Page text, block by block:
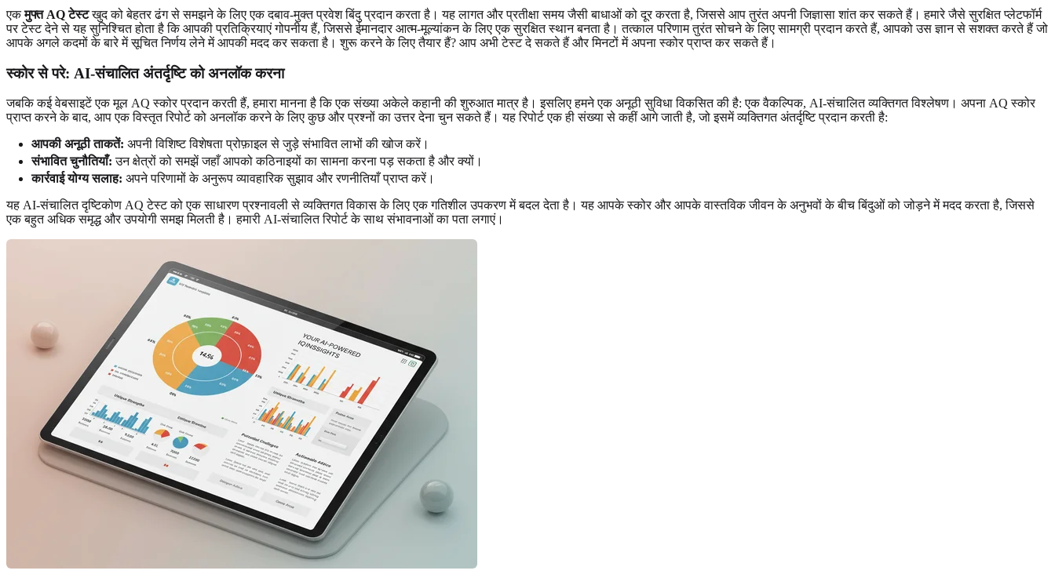
एकमुफ्त AQ टेस्टखुद को बेहतर ढंग से समझने के लिए एक दबाव-मुक्त प्रवेश बिंदु प्रदान करता है। यह लागत और प्रतीक्षा समय जैसी बाधाओं को दूर करता है, जिससे आप तुरंत अपनी जिज्ञासा शांत कर सकते हैं। हमारे जैसे सुरक्षित प्लेटफॉर्म
पर टेस्ट देने से यह सुनिश्चित होता है कि आपकी प्रतिक्रियाएं गोपनीय हैं, जिससे ईमानदार आत्म-मूल्यांकन के लिए एक सुरक्षित स्थान बनता है। तत्काल परिणाम तुरंत सोचने के लिए सामग्री प्रदान करते हैं, आपको उस ज्ञान से सशक्त करते हैं जो
आपके अगले कदमों के बारे में सूचित निर्णय लेने में आपकी मदद कर सकता है। शुरू करने के लिए तैयार हैं? आप अभी टेस्ट दे सकते हैं और मिनटों में अपना स्कोर प्राप्त कर सकते हैं।
स्कोर से परे: AI-संचालित अंतर्दृष्टि को अनलॉक करना
जबकि कई वेबसाइटें एक मूल AQ स्कोर प्रदान करती हैं, हमारा मानना है कि एक संख्या अकेले कहानी की शुरुआत मात्र है। इसलिए हमने एक अनूठी सुविधा विकसित की है: एक वैकल्पिक, AI-संचालित व्यक्तिगत विश्लेषण। अपना AQ स्कोर
प्राप्त करने के बाद, आप एक विस्तृत रिपोर्ट को अनलॉक करने के लिए कुछ और प्रश्नों का उत्तर देना चुन सकते हैं। यह रिपोर्ट एक ही संख्या से कहीं आगे जाती है, जो इसमें व्यक्तिगत अंतर्दृष्टि प्रदान करती है:
आपकी अनूठी ताकतें: अपनी विशिष्ट विशेषता प्रोफ़ाइल से जुड़े संभावित लाभों की खोज करें।
संभावित चुनौतियाँ: उन क्षेत्रों को समझें जहाँ आपको कठिनाइयों का सामना करना पड़ सकता है और क्यों।
कार्रवाई योग्य सलाह: अपने परिणामों के अनुरूप व्यावहारिक सुझाव और रणनीतियाँ प्राप्त करें।
यह AI-संचालित दृष्टिकोण AQ टेस्ट को एक साधारण प्रश्नावली से व्यक्तिगत विकास के लिए एक गतिशील उपकरण में बदल देता है। यह आपके स्कोर और आपके वास्तविक जीवन के अनुभवों के बीच बिंदुओं को जोड़ने में मदद करता है, जिससे
एक बहुत अधिक समृद्ध और उपयोगी समझ मिलती है।हमारी AI-संचालित रिपोर्टके साथ संभावनाओं का पता लगाएं।